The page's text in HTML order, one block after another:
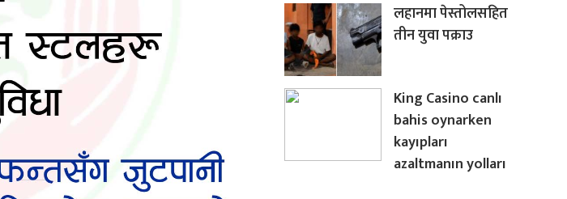
लहानमा पेस्तोलसहित
तीन युवा पक्राउ
King Casino canlı
bahis oynarken
kayıpları
azaltmanın yolları